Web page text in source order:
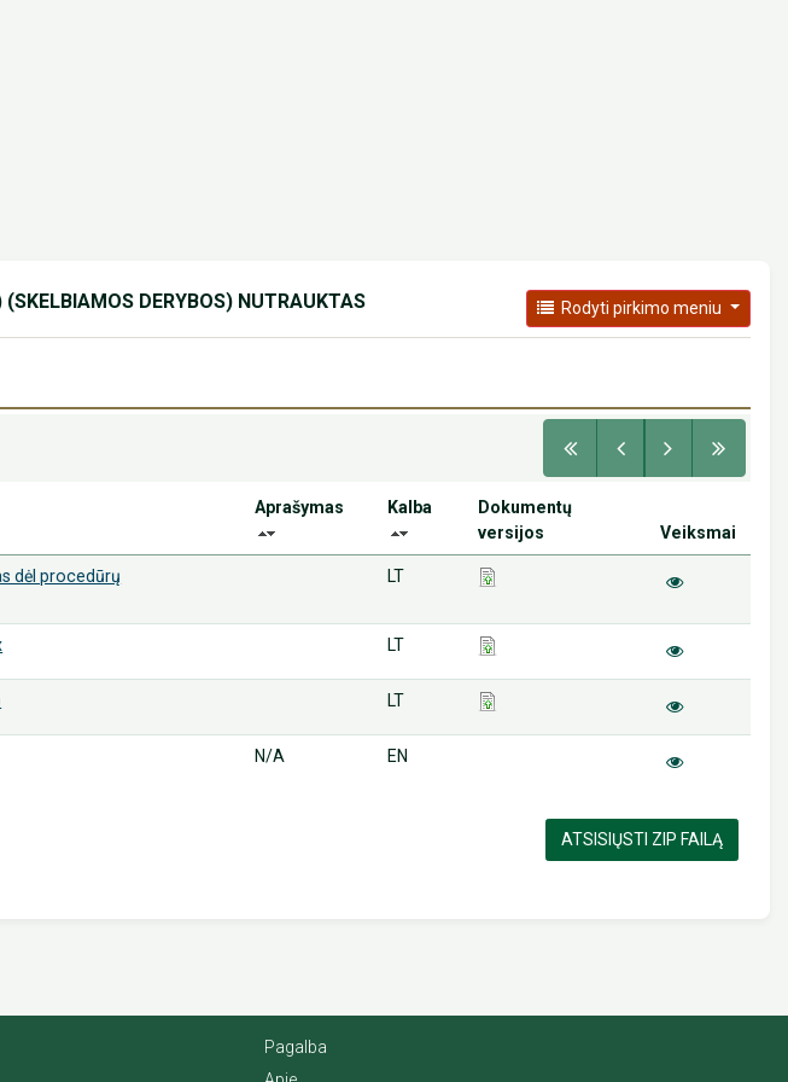
DERYBOS) NUTRAUKTAS Rodyti pirkimo meniu
Aprašymas Kalba
Dokumentų
versijos
Veiksmai
dėl procedūrų
LT
LT
LT
N/A EN
ATSISIŲSTI ZIP FAILĄ
Pagalba